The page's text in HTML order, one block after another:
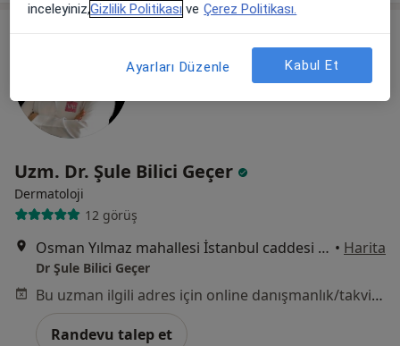
Uzm. Dr. Şule Bilici Geçer
Dermatoloji
12 görüş
Osman Yılmaz mahallesi İstanbul caddesi no 24 kat 5 Tekkurtlar Plaza, Kocaeli • Harita
Dr Şule Bilici Geçer
Bu uzman ilgili adres için online danışmanlık/takvim sunmuyor.
Randevu talep et
inceleyiniz,Gizlilik Politikası ve Çerez Politikası.
Ayarları Düzenle Kabul Et